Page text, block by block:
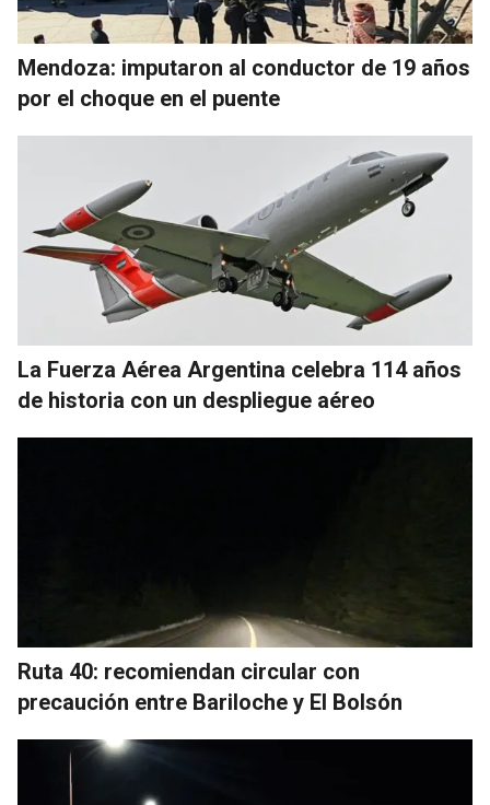
Mendoza: imputaron al conductor de 19 años
por el choque en el puente
La Fuerza Aérea Argentina celebra 114 años
de historia con un despliegue aéreo
Ruta 40: recomiendan circular con
precaución entre Bariloche y El Bolsón